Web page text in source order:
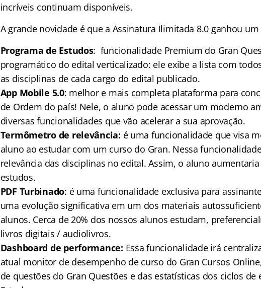
incríveis continuam disponíveis.
A grande novidade é que a Assinatura Ilimitada 8.0 ganhou
Programa de Estudos: funcionalidade Premium do Gran
programático do edital verticalizado: ele exibe a lista com
as disciplinas de cada cargo do edital publicado.
App Mobile 5.0: melhor e mais completa plataforma para
de Ordem do país! Nele, o aluno pode acessar um moderno
diversas funcionalidades que vão acelerar a sua aprovação.
Termômetro de relevância: é uma funcionalidade que visa
aluno ao estudar com um curso do Gran. Nessa
relevância das disciplinas no edital. Assim, o aluno
estudos.
PDF Turbinado: é uma funcionalidade exclusiva para
uma evolução significativa em um dos materiais
alunos. Cerca de 20% dos nossos alunos estudam,
livros digitais / audiolivros.
Dashboard de performance: Essa funcionalidade irá
atual monitor de desempenho de curso do Gran Cursos
de questões do Gran Questões e das estatísticas dos ciclos